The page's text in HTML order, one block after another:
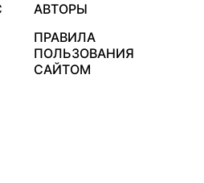
АВТОРЫ
ПРАВИЛА
ПОЛЬЗОВАНИЯ
САЙТОМ